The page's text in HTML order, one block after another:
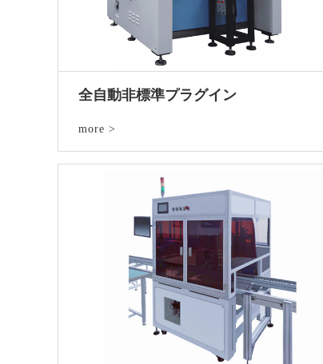
全自動非標準プラグイン
more >